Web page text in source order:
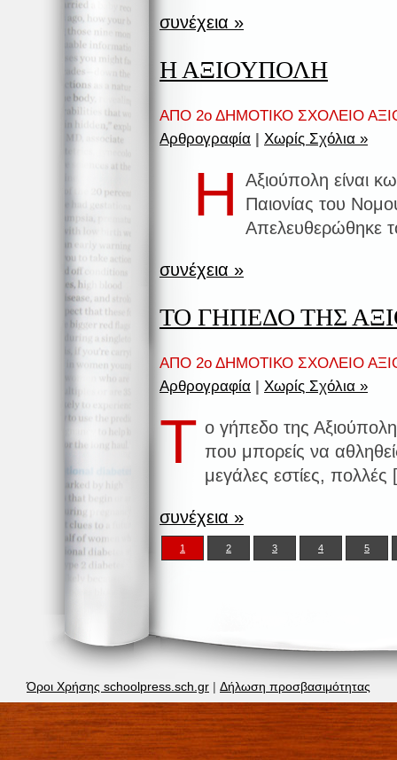
συνέχεια »
Η ΑΞΙΟΥΠΟΛΗ
ΑΠΟ 2ο ΔΗΜΟΤΙΚΟ ΣΧΟΛΕΙΟ
Αρθρογραφία
Χωρίς Σχόλια »
Η
Αξιούπολη είναι
Παιονίας του
Απελευθερώθηκε
συνέχεια »
ΤΟ ΓΗΠΕΔΟ ΤΗΣ
ΑΠΟ 2ο ΔΗΜΟΤΙΚΟ ΣΧΟΛΕΙΟ
Αρθρογραφία
Χωρίς Σχόλια »
Τ ο γήπεδο της
που μπορείς να
μεγάλες εστίες,
συνέχεια »
1 2 3 4 5
Όροι Χρήσης schoolpress.sch.gr | Δήλωση προσβασιμότητας